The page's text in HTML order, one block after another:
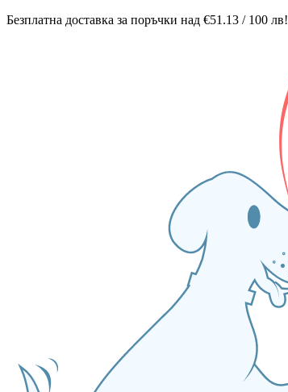
Безплатна доставка за поръчки над €51.13 / 100 лв!